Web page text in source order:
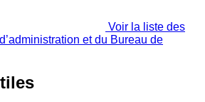
Voir la liste des
et du Bureau de